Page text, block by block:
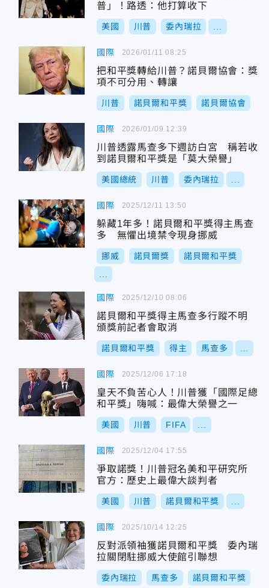
普」！路透：他打算收下
美國 川普 委內瑞拉
國際
把和平獎轉給川普？諾貝爾協會：獎
項不可分用、轉讓
川普 諾貝爾和平獎 諾貝爾協會
2026/01/11 08:25
國際
川普透露馬查多下週訪白宮 稱若收
到諾貝爾和平獎是「莫大榮譽」
美國總統 川普 委內瑞拉
2026/01/09 12:39
國際
躲藏1年多！諾貝爾和平獎得主馬查
多 無懼出境禁令現身挪威
挪威 諾貝爾獎 諾貝爾和平獎
2025/12/11 13:50
國際
諾貝爾和平獎得主馬查多行蹤不明
頒獎前記者會取消
諾貝爾和平獎 得主 馬查多
2025/12/10 08:06
國際
皇天不負苦心人！川普獲「國際足總
和平獎」嗨喊：最偉大榮譽之一
美國 川普 FIFA
2025/12/06 17:18
國際
爭取諾獎！川普冠名美和平研究所
官方：歷史上最偉大談判者
美國 川普 諾貝爾和平獎
2025/12/04 17:55
國際
反對派領袖獲諾貝爾和平獎 委內瑞
拉關閉駐挪威大使館引聯想
委內瑞拉 馬查多 諾貝爾和平獎
2025/10/14 12:25